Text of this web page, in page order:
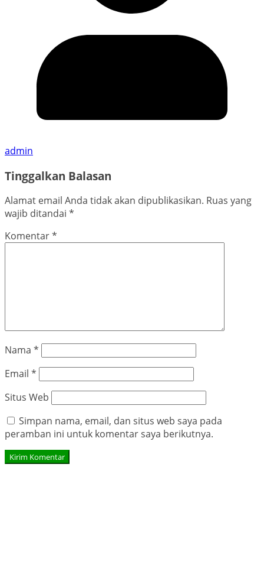
admin
Tinggalkan Balasan
Alamat email Anda tidak akan dipublikasikan. Ruas yang
wajib ditandai *
Komentar*
Nama *
Email *
Situs Web
Simpan nama, email, dan situs web saya pada
peramban ini untuk komentar saya berikutnya.